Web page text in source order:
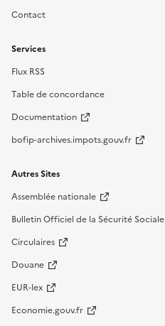
Contact
Services
Flux RSS
Table de concordance
Documentation
bofip-archives.impots.gouv.fr
Autres Sites
Assemblée nationale
Bulletin Officiel de la Sécurité Sociale
Circulaires
Douane
EUR-lex
Economie.gouv.fr